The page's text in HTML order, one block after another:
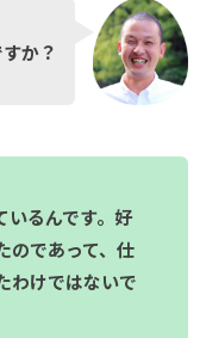
か？
いるんです。好
のであって、仕
わけではないで